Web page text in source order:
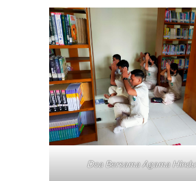
Doa Bersama Agama Hindu